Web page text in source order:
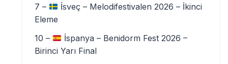
7 –
İsveç – Melodifestivalen 2026 – İkinci
Eleme
10 –
İspanya – Benidorm Fest 2026 –
Birinci Yarı Final